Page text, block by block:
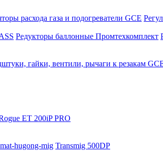
расхода газа и подогреватели GCE
Редукторы баллонные Промтехкомплект
гайки, вентили, рычаги к резакам
ET 200iP PRO
hugong-mig Transmig 500DP